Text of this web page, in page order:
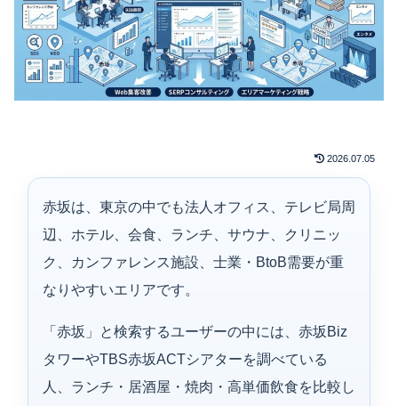
2026.07.05
赤坂は、東京の中でも法人オフィス、テレビ局周
辺、ホテル、会食、ランチ、サウナ、クリニッ
ク、カンファレンス施設、士業・BtoB需要が重
なりやすいエリアです。
「赤坂」と検索するユーザーの中には、赤坂Biz
タワーやTBS赤坂ACTシアターを調べている
人、ランチ・居酒屋・焼肉・高単価飲食を比較し